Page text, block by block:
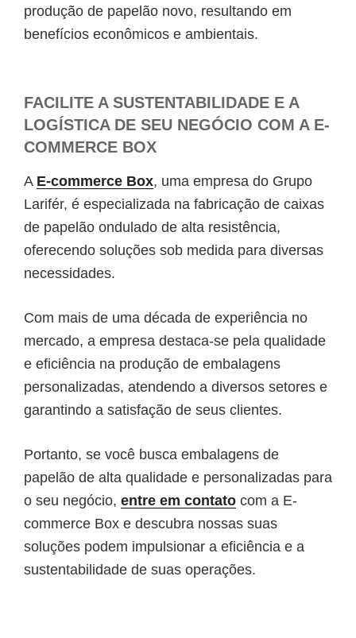
produção de papelão novo, resultando em
benefícios econômicos e ambientais.
FACILITE A SUSTENTABILIDADE E A
LOGÍSTICA DE SEU NEGÓCIO COM A E-
COMMERCE BOX
A E-commerce Box, uma empresa do Grupo
Larifér, é especializada na fabricação de caixas
de papelão ondulado de alta resistência,
oferecendo soluções sob medida para diversas
necessidades.
Com mais de uma década de experiência no
mercado, a empresa destaca-se pela qualidade
e eficiência na produção de embalagens
personalizadas, atendendo a diversos setores e
garantindo a satisfação de seus clientes.
Portanto, se você busca embalagens de
papelão de alta qualidade e personalizadas para
o seu negócio, entre em contato com a E-
commerce Box e descubra nossas suas
soluções podem impulsionar a eficiência e a
sustentabilidade de suas operações.